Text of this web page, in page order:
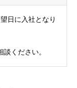
日に入社となり
ください。